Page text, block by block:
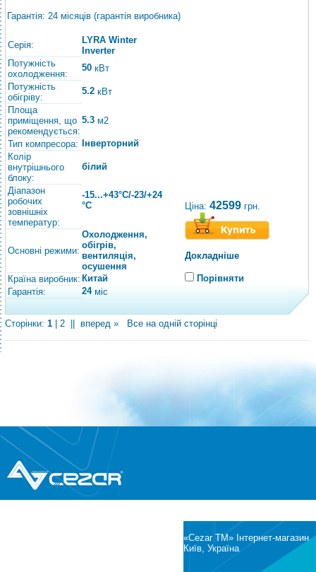
Гарантія: 24 місяців (гарантія виробника)
Серія:
LYRA Winter
Inverter
Потужність
охолодження:
50 кВт
Потужність
обігріву:
5.2 кВт
Площа
приміщення, що
рекомендується:
5.3 м2
Тип компресора:
Інверторний
Колір
внутрішнього
блоку:
білий
Діапазон
робочих
зовнішніх
температур:
-15...+43°C/-23/+24
°C
Основні режими:
Охолодження,
обігрів,
вентиляція,
осушення
Країна виробник: Китай
Гарантія:
24міс
Ціна: 42599 грн.
Докладніше
Порівняти
Сторінки: 1 2 вперед » Все на одній сторінці
®
«Cezar TM» Інтернет-магазин
Київ, Україна